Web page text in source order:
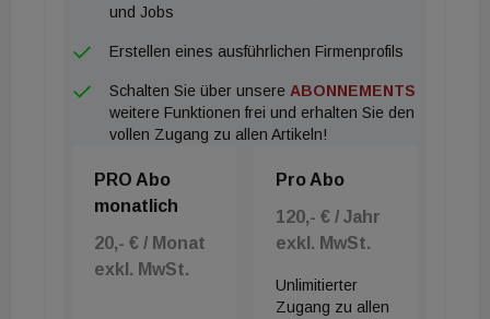
Grüneis, dessen breite Erfahrung in der
Energieforschung und -wirtschaft für die weitere
Standortentwicklung sehr wertvoll sein wird." "Nach
die mit ihren in der Seestadt gewonnenen
Erkenntnissen an vorderster Front der
internationalen Energieforschung steht, freue ich
mich sehr, gemeinsam mit dem hervorragenden
Team der Wien 3420 die Strategien eines der
und Jobs
Erstellen eines ausführlichen Firmenprofils
Schalten Sie über unsere ABONNEMENTS
weitere Funktionen frei und erhalten Sie den
vollen Zugang zu allen Artikeln!
PRO Abo
monatlich
20,- € / Monat
exkl. MwSt.
Pro Abo
120,- € / Jahr
exkl. MwSt.
Unlimitierter
Zugang zu allen